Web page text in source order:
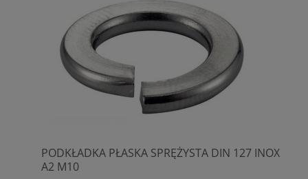
PODKŁADKA PŁASKA SPRĘŻYSTA DIN 127 INOX
A2 M10